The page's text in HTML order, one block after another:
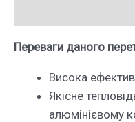
6-
55V
Переваги даного
Висока
Якісне
алюмінієвому